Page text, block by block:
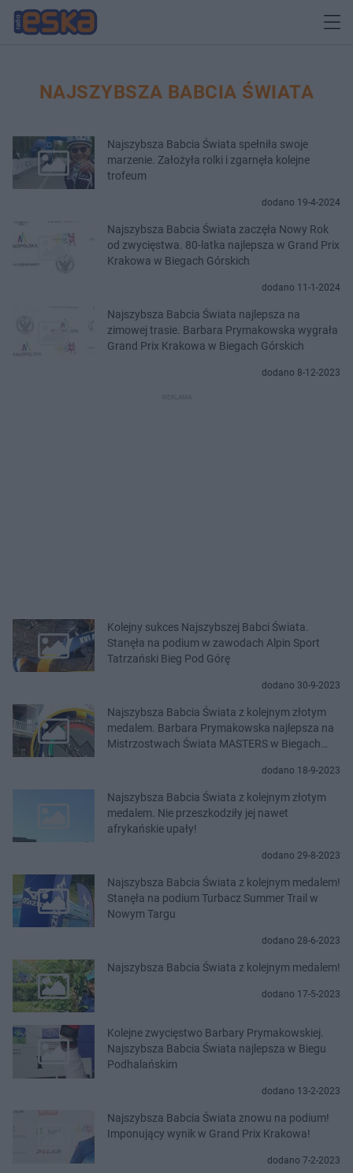
NAJSZYBSZA BABCIA ŚWIATA
Najszybsza Babcia Świata spełniła swoje
marzenie. Założyła rolki i zgarnęła kolejne
trofeum
dodano 19-4-2024
Najszybsza Babcia Świata zaczęła Nowy Rok
od zwycięstwa. 80-latka najlepsza w Grand Prix
Krakowa w Biegach Górskich
dodano 11-1-2024
Najszybsza Babcia Świata najlepsza na
zimowej trasie. Barbara Prymakowska wygrała
Grand Prix Krakowa w Biegach Górskich
dodano 8-12-2023
Kolejny sukces Najszybszej Babci Świata.
Stanęła na podium w zawodach Alpin Sport
Tatrzański Bieg Pod Górę
dodano 30-9-2023
Najszybsza Babcia Świata z kolejnym złotym
medalem. Barbara Prymakowska najlepsza na
Mistrzostwach Świata MASTERS w Biegach
dodano 18-9-2023
Najszybsza Babcia Świata z kolejnym złotym
medalem. Nie przeszkodziły jej nawet
afrykańskie upały!
dodano 29-8-2023
Najszybsza Babcia Świata z kolejnym medalem!
Stanęła na podium Turbacz Summer Trail w
Nowym Targu
dodano 28-6-2023
Najszybsza Babcia Świata z kolejnym medalem!
dodano 17-5-2023
Kolejne zwycięstwo Barbary Prymakowskiej.
Najszybsza Babcia Świata najlepsza w Biegu
Podhalańskim
dodano 13-2-2023
Najszybsza Babcia Świata znowu na podium!
Imponujący wynik w Grand Prix Krakowa!
dodano 7-2-2023